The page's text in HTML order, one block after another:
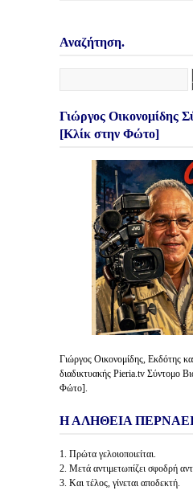
Αναζήτηση.
Γιώργος Οικονομίδης
[Κλίκ στην Φώτο]
Γιώργος Οικονομίδης, Εκδότης
διαδικτυακής Pieria.tv Σύντομο
Φώτο].
Η ΑΛΗΘΕΙΑ
1. Πρώτα γελοιοποιείται.
2. Μετά αντιμετωπίζει σφοδρή
3. Και τέλος, γίνεται αποδεκτή.